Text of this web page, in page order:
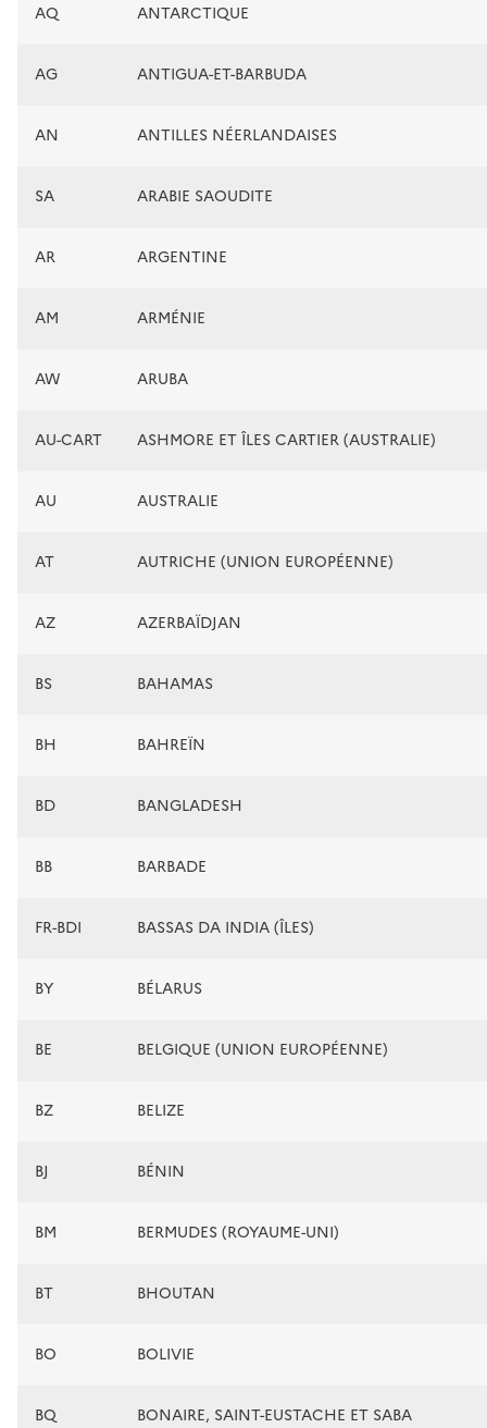
AQ ANTARCTIQUE
AG ANTIGUA-ET-BARBUDA
AN ANTILLES NÉERLANDAISES
SA ARABIE SAOUDITE
AR ARGENTINE
AM ARMÉNIE
AW ARUBA
AU-CART ASHMORE ET ÎLES CARTIER (AUSTRALIE)
AU AUSTRALIE
AT AUTRICHE (UNION EUROPÉENNE)
AZ AZERBAÏDJAN
BS BAHAMAS
BH BAHREÏN
BD BANGLADESH
BB BARBADE
FR-BDI BASSAS DA INDIA (ÎLES)
BY BÉLARUS
BE BELGIQUE (UNION EUROPÉENNE)
BZ BELIZE
BJ BÉNIN
BM BERMUDES (ROYAUME-UNI)
BT BHOUTAN
BO BOLIVIE
BQ BONAIRE, SAINT-EUSTACHE ET SABA